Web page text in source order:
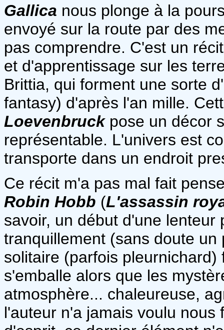
Gallica nous plonge à la
envoyé sur la route par des
pas comprendre. C'est un
et d'apprentissage sur les
Brittia, qui forment une sorte
fantasy) d'après l'an mille.
Loevenbruck pose un décor
représentable. L'univers est
transporte dans un endroit
Ce récit m'a pas mal fait
Robin Hobb (L'assassin
savoir, un début d'une
tranquillement (sans doute
solitaire (parfois
s'emballe alors que les
atmosphère... chaleureuse,
l'auteur n'a jamais voulu